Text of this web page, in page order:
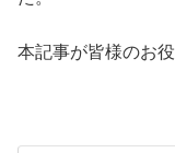
本記事が皆様のお